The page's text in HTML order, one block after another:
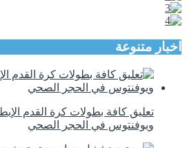
اخبار متنوعة
تعليق كافة بطولات كرة القدم
ويوفنتوس في الحجر الصحي